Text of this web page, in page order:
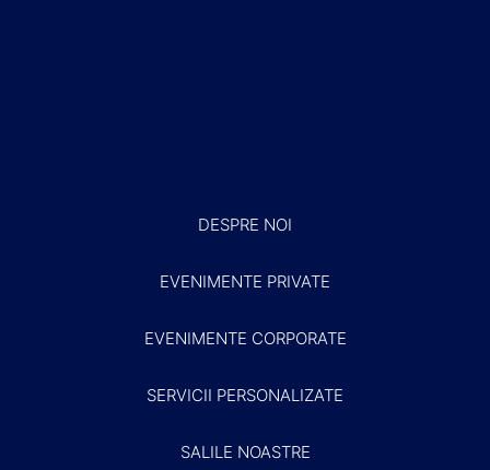
DESPRE NOI
EVENIMENTE PRIVATE
EVENIMENTE CORPORATE
SERVICII PERSONALIZATE
SALILE NOASTRE